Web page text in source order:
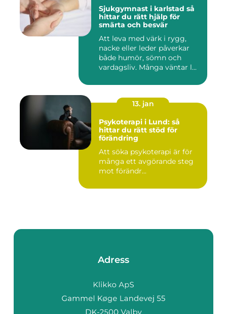
Sjukgymnast i karlstad så
hittar du rätt hjälp för
smärta och besvär
Att leva med värk i rygg,
nacke eller leder påverkar
både humör, sömn och
vardagsliv. Många väntar l...
13. jan
Psykoterapi i Lund: så
hittar du rätt stöd för
förändring
Att söka psykoterapi är för
många ett avgörande steg
mot förändr...
Adress